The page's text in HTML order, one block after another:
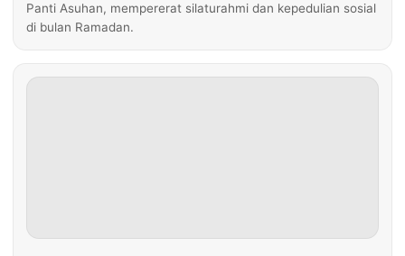
Panti Asuhan, mempererat silaturahmi dan kepedulian sosial
di bulan Ramadan.